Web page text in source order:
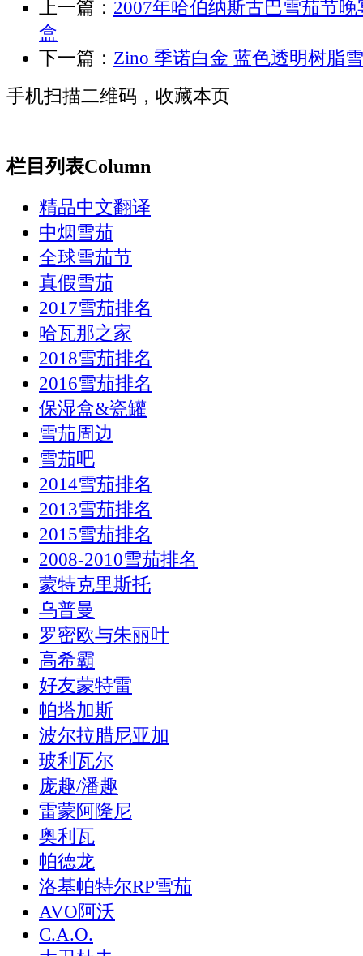
上一篇： 2007年哈伯纳斯古巴雪茄节
盒
下一篇： Zino 季诺白金 蓝色透明树脂
手机扫描二维码，收藏本页
栏目列表Column
精品中文翻译
中烟雪茄
全球雪茄节
真假雪茄
2017雪茄排名
哈瓦那之家
2018雪茄排名
2016雪茄排名
保湿盒&瓷罐
雪茄周边
雪茄吧
2014雪茄排名
2013雪茄排名
2015雪茄排名
2008-2010雪茄排名
蒙特克里斯托
乌普曼
罗密欧与朱丽叶
高希霸
好友蒙特雷
帕塔加斯
波尔拉腊尼亚加
玻利瓦尔
庞趣/潘趣
雷蒙阿隆尼
奥利瓦
帕德龙
洛基帕特尔RP雪茄
AVO阿沃
C.A.O.